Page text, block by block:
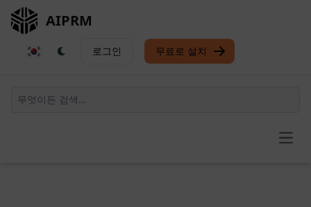
AIPRM
로그인 무료로 설치